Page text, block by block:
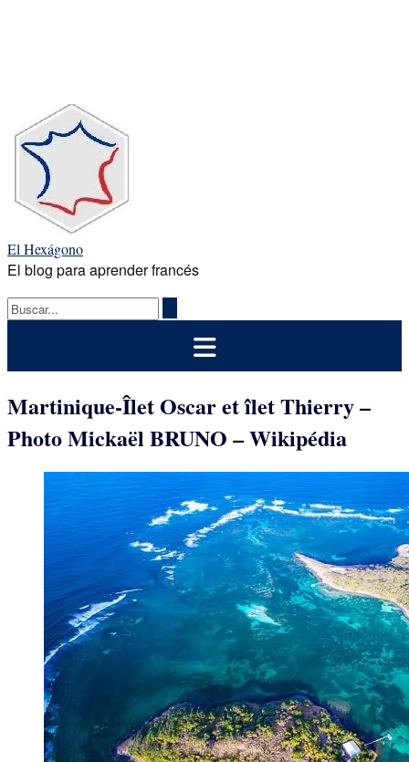
contenido
El Hexágono
El blog para aprender francés
Martinique-Îlet Oscar et îlet Thierry –
Photo Mickaël BRUNO – Wikipédia